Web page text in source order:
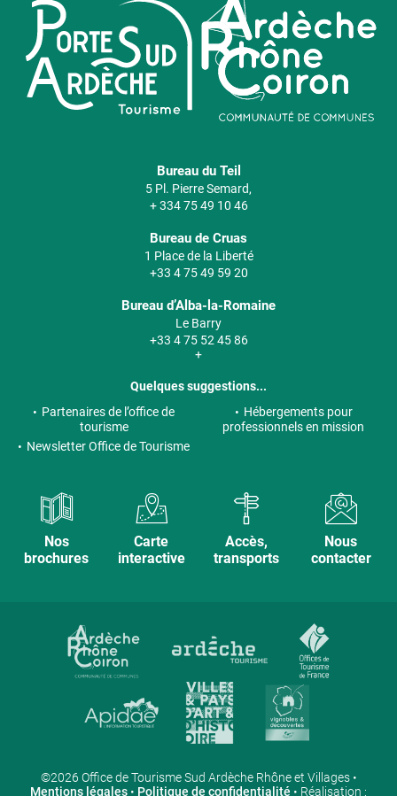
Bureau du Teil
5 Pl. Pierre Semard,
+ 334 75 49 10 46
Bureau de Cruas
1 Place de la Liberté
+33 4 75 49 59 20
Bureau d’Alba-la-Romaine
Le Barry
+33 4 75 52 45 86
+
Quelques suggestions...
Partenaires de l’office de
tourisme
Hébergements pour
professionnels en mission
Newsletter Office de Tourisme
Nos
brochures
Carte
interactive
Accès,
transports
Nous
contacter
©2026 Office de Tourisme Sud Ardèche Rhône et Villages •
Mentions légales • Politique de confidentialité • Réalisation :